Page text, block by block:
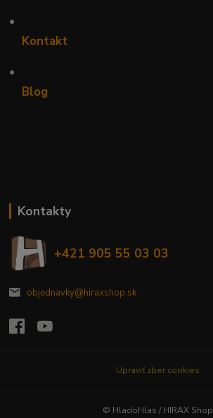
•
Kontakt
•
Blog
Kontakty
+421 905 55 03 03
objednavky@hiraxshop.sk
Upraviť zber cookies
© HladoHlas / HIRAX Shop